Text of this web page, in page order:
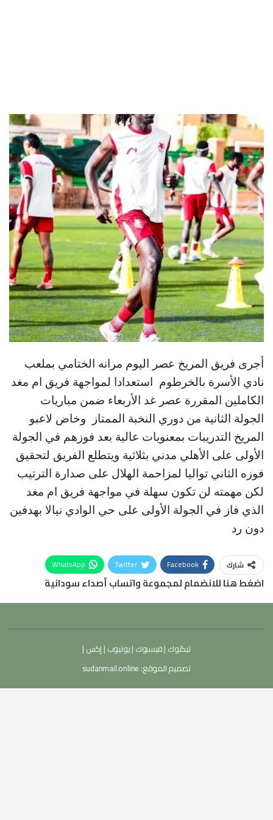
أجرى فريق المريخ عصر اليوم مرانه الختامي بملعب
نادي الأسرة بالخرطوم استعدادا لمواجهة فريق ام مغد
الكاملين المقررة عصر غد الأربعاء ضمن مباريات
الجولة الثانية من دوري النخبة الممتاز وخاض لاعبو
المريخ التدريبات بمعنويات عالية بعد فوزهم في الجولة
الأولى على الأهلي مدني بثلاثية ويتطلع الفريق لتحقيق
فوزه الثاني تواليا لمزاحمة الهلال على صدارة الترتيب
لكن مهمته لن تكون سهلة في مواجهة فريق ام مغد
الذي فاز في الجولة الأولى على حي الوادي نيالا بهدفين
دون رد
شارك Facebook
Twitter
WhatsApp
اضغط هنا للانضمام لمجموعة واتساب أصداء سودانية
تيكتوك |فيسبوك |يوتيوب |إكس |
تصميم الموقع: sudanmail.online